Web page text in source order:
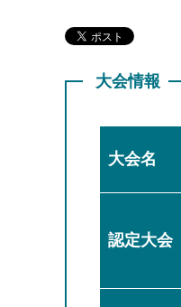
大会情報
大会名
認定大会